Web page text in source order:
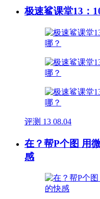
极速鲨课堂13：
评测 13 08.04
在？帮P个图 用
感